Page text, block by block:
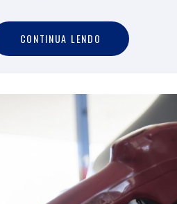
CO NTINUA L END O
CONTINUA LENDO